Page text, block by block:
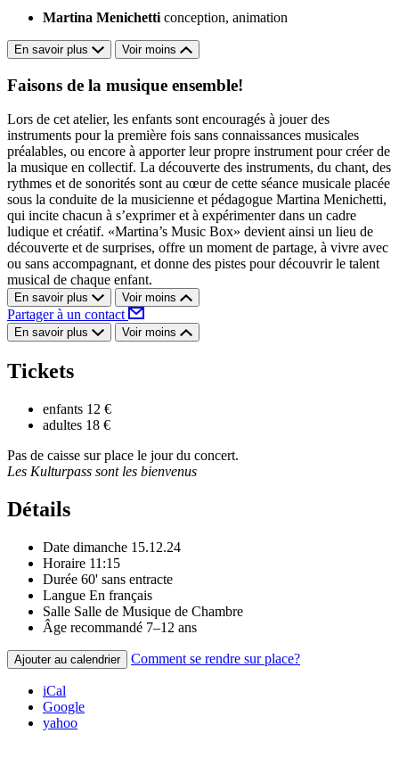
Martina Menichetti conception, animation
En savoir plus Voir moins
Faisons de la musique ensemble!
Lors de cet atelier, les enfants sont encouragés à jouer des
instruments pour la première fois sans connaissances musicales
préalables, ou encore à apporter leur propre instrument pour créer de
la musique en collectif. La découverte des instruments, du chant, des
rythmes et de sonorités sont au cœur de cette séance musicale placée
sous la conduite de la musicienne et pédagogue Martina Menichetti,
qui incite chacun à s’exprimer et à expérimenter dans un cadre
ludique et créatif. «Martina’s Music Box» devient ainsi un lieu de
découverte et de surprises, offre un moment de partage, à vivre avec
ou sans accompagnant, et donne des pistes pour découvrir le talent
musical de chaque enfant.
En savoir plus Voir moins
Partager à un contact
En savoir plus Voir moins
Tickets
enfants 12 €
adultes 18 €
Pas de caisse sur place le jour du concert.
Les Kulturpass sont les bienvenus
Détails
Date dimanche 15.12.24
Horaire 11:15
Durée 60' sans entracte
Langue En français
Salle Salle de Musique de Chambre
Âge recommandé 7–12 ans
Ajouter au calendrier Comment se rendre sur place?
iCal
Google
yahoo